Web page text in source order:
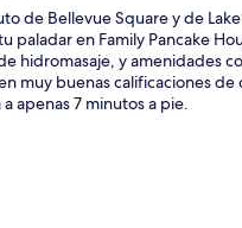
de Bellevue Square y de
paladar en Family Pancake
hidromasaje, y amenidades
muy buenas calificaciones
apenas 7 minutos a pie.